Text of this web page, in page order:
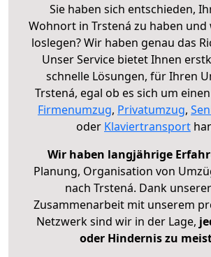
Sie haben sich entschieden,
Wohnort in Trstená zu haben und
loslegen? Wir haben genau das
Unser Service bietet Ihnen
schnelle Lösungen, für Ihren
Trstená, egal ob es sich um einen
Firmenumzug, Privatumzug,
oder Klaviertransport
Wir haben langjährige
Planung, Organisation von
nach Trstená. Dank
Zusammenarbeit mit unserem
Netzwerk sind wir in der Lage,
oder Hindernis zu